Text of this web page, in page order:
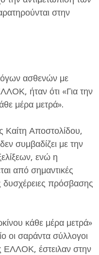
στην
ασθενών με
ήταν ότι «Για την
μέρα μετρά».
Αποστολίδου,
συμβαδίζει με την
ενώ η
από σημαντικές
δυσχέρειες πρόσβασης
κάθε μέρα μετρά»
οι σαράντα σύλλογοι
ΕΛΛΟΚ, έστειλαν στην